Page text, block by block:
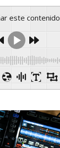
este contenido